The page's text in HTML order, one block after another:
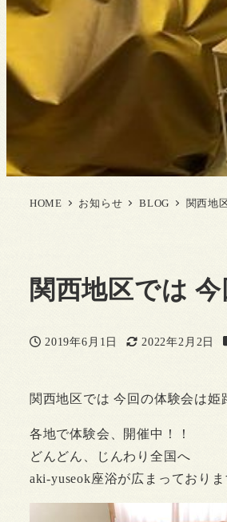
HOME お知らせ BLOG 関西地
関西地区では
投稿日
2019年6月1日
更新日
2022年2月2日
関西地区では 今回の体験会は姫
各地で体験会、開催中！！
どんどん、じんわり全国へ
aki-yuseok座浴が広まっておりま